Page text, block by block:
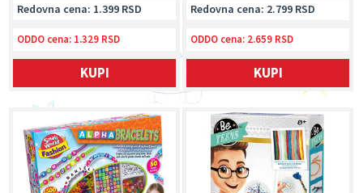
Redovna cena: 2.799 RSD
ODDO cena: 2.659 RSD
KUPI
Redovna cena: 1.399 RSD
ODDO cena: 1.329 RSD
KUPI